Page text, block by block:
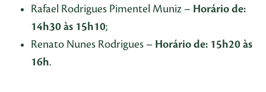
Rafael Rodrigues Pimentel Muniz – Horário de:
14h30 às 15h10;
Renato Nunes Rodrigues – Horário de: 15h20 às
16h.